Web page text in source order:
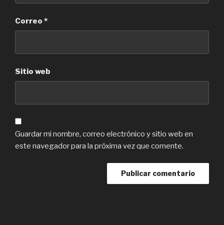
Correo *
Sitio web
Guardar mi nombre, correo electrónico y sitio web en
este navegador para la próxima vez que comente.